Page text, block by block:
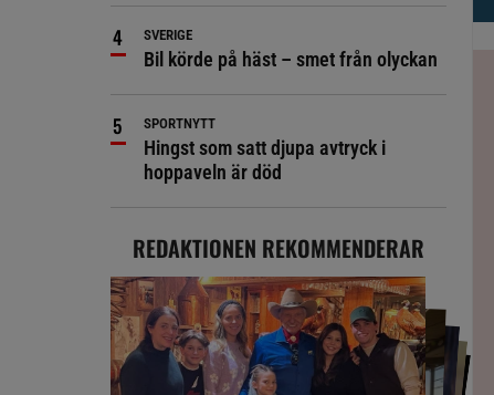
SVERIGE
Bil körde på häst – smet från olyckan
SPORTNYTT
Hingst som satt djupa avtryck i
hoppaveln är död
REDAKTIONEN REKOMMENDERAR